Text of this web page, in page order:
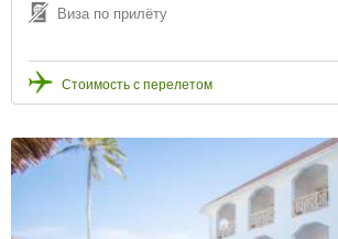
Виза по прилёту
Стоимость с перелетом